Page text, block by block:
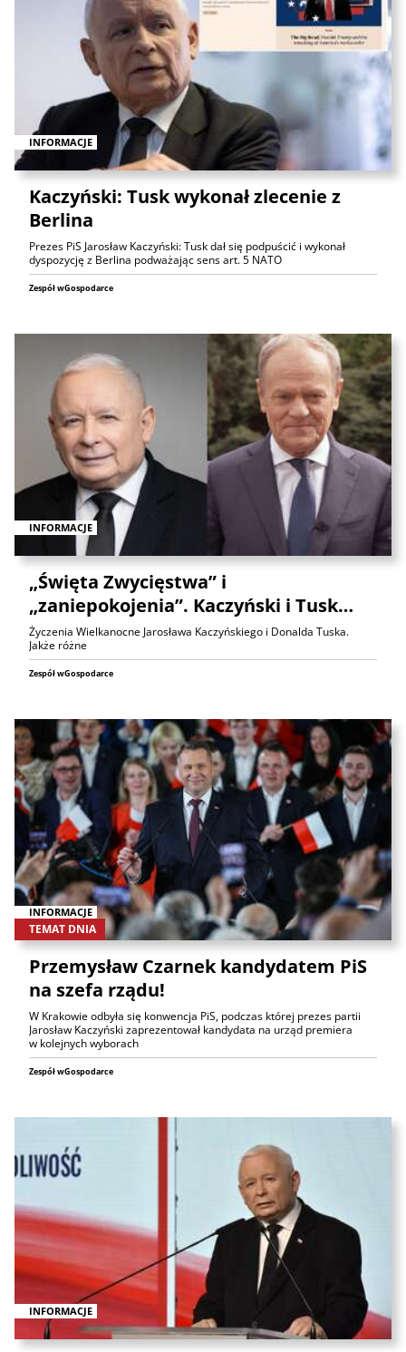
INFORMACJE
Kaczyński: Tusk wykonał zlecenie z
Berlina
Prezes PiS Jarosław Kaczyński: Tusk dał się podpuścić i wykonał
dyspozycję z Berlina podważając sens art. 5 NATO
Zespół wGospodarce
INFORMACJE
„Święta Zwycięstwa” i
„zaniepokojenia”. Kaczyński i Tusk…
Życzenia Wielkanocne Jarosława Kaczyńskiego i Donalda Tuska.
Jakże różne
Zespół wGospodarce
INFORMACJE
TEMAT DNIA
Przemysław Czarnek kandydatem PiS
na szefa rządu!
W Krakowie odbyła się konwencja PiS, podczas której prezes partii
Jarosław Kaczyński zaprezentował kandydata na urząd premiera
w kolejnych wyborach
Zespół wGospodarce
INFORMACJE